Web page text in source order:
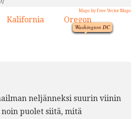
Washington DC
1.
Maps by Free Vector Maps
Kalifornia Oregon
neljänneksi suurin viinin
puolet siitä, mitä